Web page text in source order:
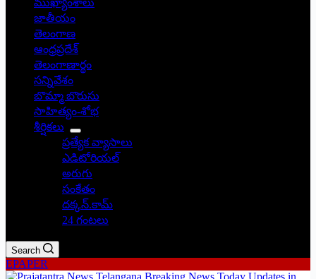
ముఖ్యాంశాలు
జాతీయం
తెలంగాణ
ఆంధ్రప్రదేశ్
తెలంగాణార్థం
సన్నివేశం
బొమ్మా బొరుసు
సాహిత్యం-శోభ
శీర్షికలు
ప్రత్యేక వ్యాసాలు
ఎడిటోరియల్
అరుగు
సంకేతం
దక్కన్.కామ్
24 గంటలు
Search
EPAPER